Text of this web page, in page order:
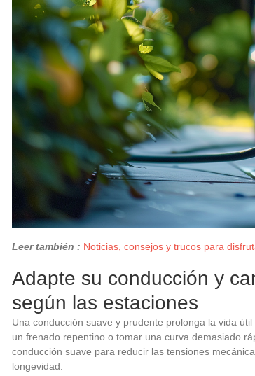
Leer también : Noticias, consejos y trucos para
Adapte su conducción y
según las estaciones
Una conducción suave y prudente prolonga la vida
un frenado repentino o tomar una curva demasiado
conducción suave para reducir las tensiones
longevidad.